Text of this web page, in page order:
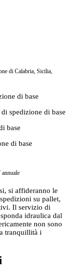
di Calabria, Sicilia,
di base
spedizione di base
base
di base
si affideranno le
su pallet,
Il servizio di
idraulica dal
non sono
tranquillità i